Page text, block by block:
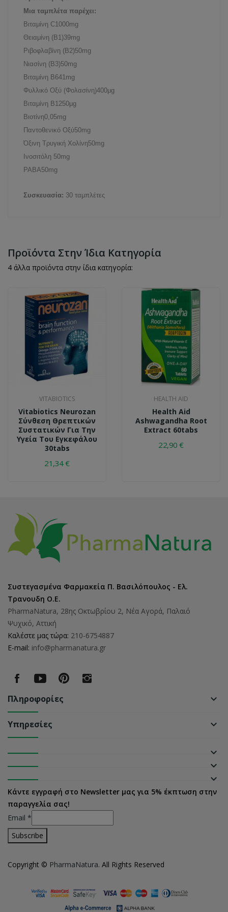
Μια ταμπλέτα παρέχει:
Βιταμίνη C1000mg
Θειαμίνη (B1)39mg
Ριβοφλαβίνη (B2)50mg
Νιασίνη (B3)50mg
Βιταμίνη B641mg
Φυλλικό Οξύ (Φολασίνη)400μg
Βιταμίνη B1250μg
Βιοτίνη0,05mg
Παντοθενικό Οξύ50mg
Όξινη Τρυγική Χολίνη50mg
Ινοσιτόλη 50mg
PABA50mg
Συσκευασία: 30 ταμπλέτες
Προϊόντα Στην Ίδια Κατηγορία
4 άλλα προϊόντα στην ίδια κατηγορία:
VITABIOTICS
Vitabiotics Neurozan
Σύνθεση Θρεπτικών
Συστατικών Για Την
Υγεία Του Εγκεφάλου
30tabs
21,34 €
HEALTH AID
Health Aid
Ashwagandha Root
Extract 60tabs
22,90 €
Συστεγασμένα Φαρμακεία Π. Βασιλόπουλος - Ελ.
Τρανουδη Ο.Ε.
PharmaNatura, 28ης Οκτωβρίου 2, Νέα Αγορά, Παλαιό
Ψυχικό, Αττική
Καλέστε μας τώρα: 210-6754887
E-mail: info@pharmanatura.gr
Πληροφορίες keyboard_arrow_down
Υπηρεσίες keyboard_arrow_down
keyboard_arrow_down
keyboard_arrow_down
keyboard_arrow_down
Κάντε εγγραφή στο Newsletter μας για 5% έκπτωση στην
παραγγελία σας!
Email *
Copyright © PharmaNatura. All Rights Reserved